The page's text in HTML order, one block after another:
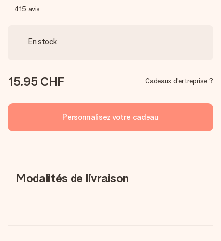
415 avis
En stock
15.95 CHF Cadeaux d'entreprise ?
Personnalisez votre cadeau
Modalités de livraison